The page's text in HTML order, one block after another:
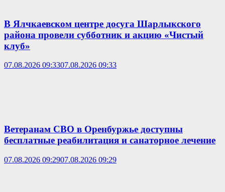
В Ялчкаевском центре досуга Шарлыкского
района провели субботник и акцию «Чистый
клуб»
07.08.2026 09:3307.08.2026 09:33
Ветеранам СВО в Оренбуржье доступны
бесплатные реабилитация и санаторное лечение
07.08.2026 09:2907.08.2026 09:29